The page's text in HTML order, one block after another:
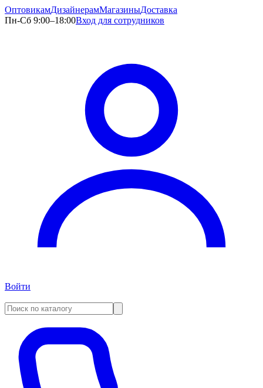
ОптовикамДизайнерамМагазиныДоставка
Пн-Сб 9:00–18:00Вход для сотрудников
Войти